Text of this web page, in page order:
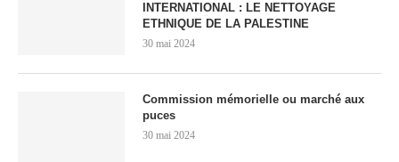
INTERNATIONAL : LE NETTOYAGE
ETHNIQUE DE LA PALESTINE
30 mai 2024
Commission mémorielle ou marché aux
puces
30 mai 2024